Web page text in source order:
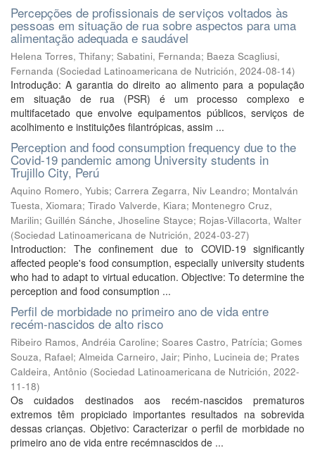
Percepções de profissionais de serviços voltados às
pessoas em situação de rua sobre aspectos para uma
alimentação adequada e saudável
Helena Torres, Thifany; Sabatini, Fernanda; Baeza Scagliusi,
Fernanda (Sociedad Latinoamericana de Nutrición, 2024-08-14)
Introdução: A garantia do direito ao alimento para a população
em situação de rua (PSR) é um processo complexo e
multifacetado que envolve equipamentos públicos, serviços de
acolhimento e instituições filantrópicas, assim ...
Perception and food consumption frequency due to the
Covid-19 pandemic among University students in
Trujillo City, Perú
Aquino Romero, Yubis; Carrera Zegarra, Niv Leandro; Montalván
Tuesta, Xiomara; Tirado Valverde, Kiara; Montenegro Cruz,
Marilin; Guillén Sánche, Jhoseline Stayce; Rojas-Villacorta, Walter
(Sociedad Latinoamericana de Nutrición, 2024-03-27)
Introduction: The confinement due to COVID-19 significantly
affected people's food consumption, especially university students
who had to adapt to virtual education. Objective: To determine the
perception and food consumption ...
Perfil de morbidade no primeiro ano de vida entre
recém-nascidos de alto risco
Ribeiro Ramos, Andréia Caroline; Soares Castro, Patrícia; Gomes
Souza, Rafael; Almeida Carneiro, Jair; Pinho, Lucineia de; Prates
Caldeira, Antônio (Sociedad Latinoamericana de Nutrición, 2022-
11-18)
Os cuidados destinados aos recém-nascidos prematuros
extremos têm propiciado importantes resultados na sobrevida
dessas crianças. Objetivo: Caracterizar o perfil de morbidade no
primeiro ano de vida entre recémnascidos de ...